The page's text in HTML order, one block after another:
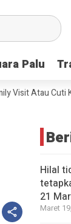
Palu
Palu
Atau Cuti
Hilal
21
Maret